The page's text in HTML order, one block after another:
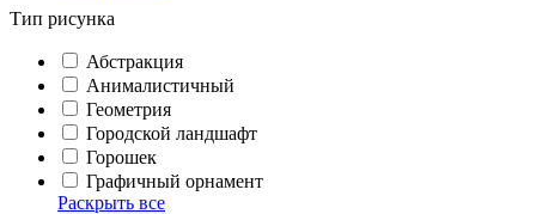
Тип рисунка
Абстракция
Анималистичный
Геометрия
Городской ландшафт
Горошек
Графичный орнамент
Раскрыть все